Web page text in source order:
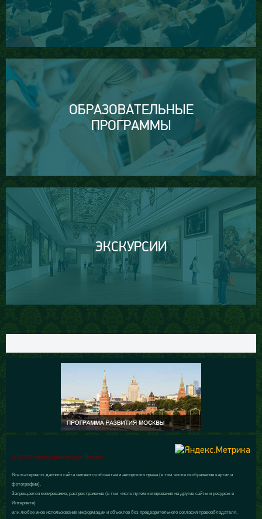
ОБРАЗОВАТЕЛЬНЫЕ
ПРОГРАММЫ
ЭКСКУРСИИ
© 2015 Галерея Александра Шилова
Все материалы данного сайта являются объектами авторского права (в том числе изображения картин и
фотографии).
Запрещается копирование, распространение (в том числе путем копирования на другие сайты и ресурсы в
Интернете)
или любое иное использование информации и объектов без предварительного согласия правообладателя.